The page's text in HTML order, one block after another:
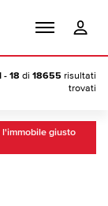
- 18 di 18655 risultati
trovati
l'immobile giusto